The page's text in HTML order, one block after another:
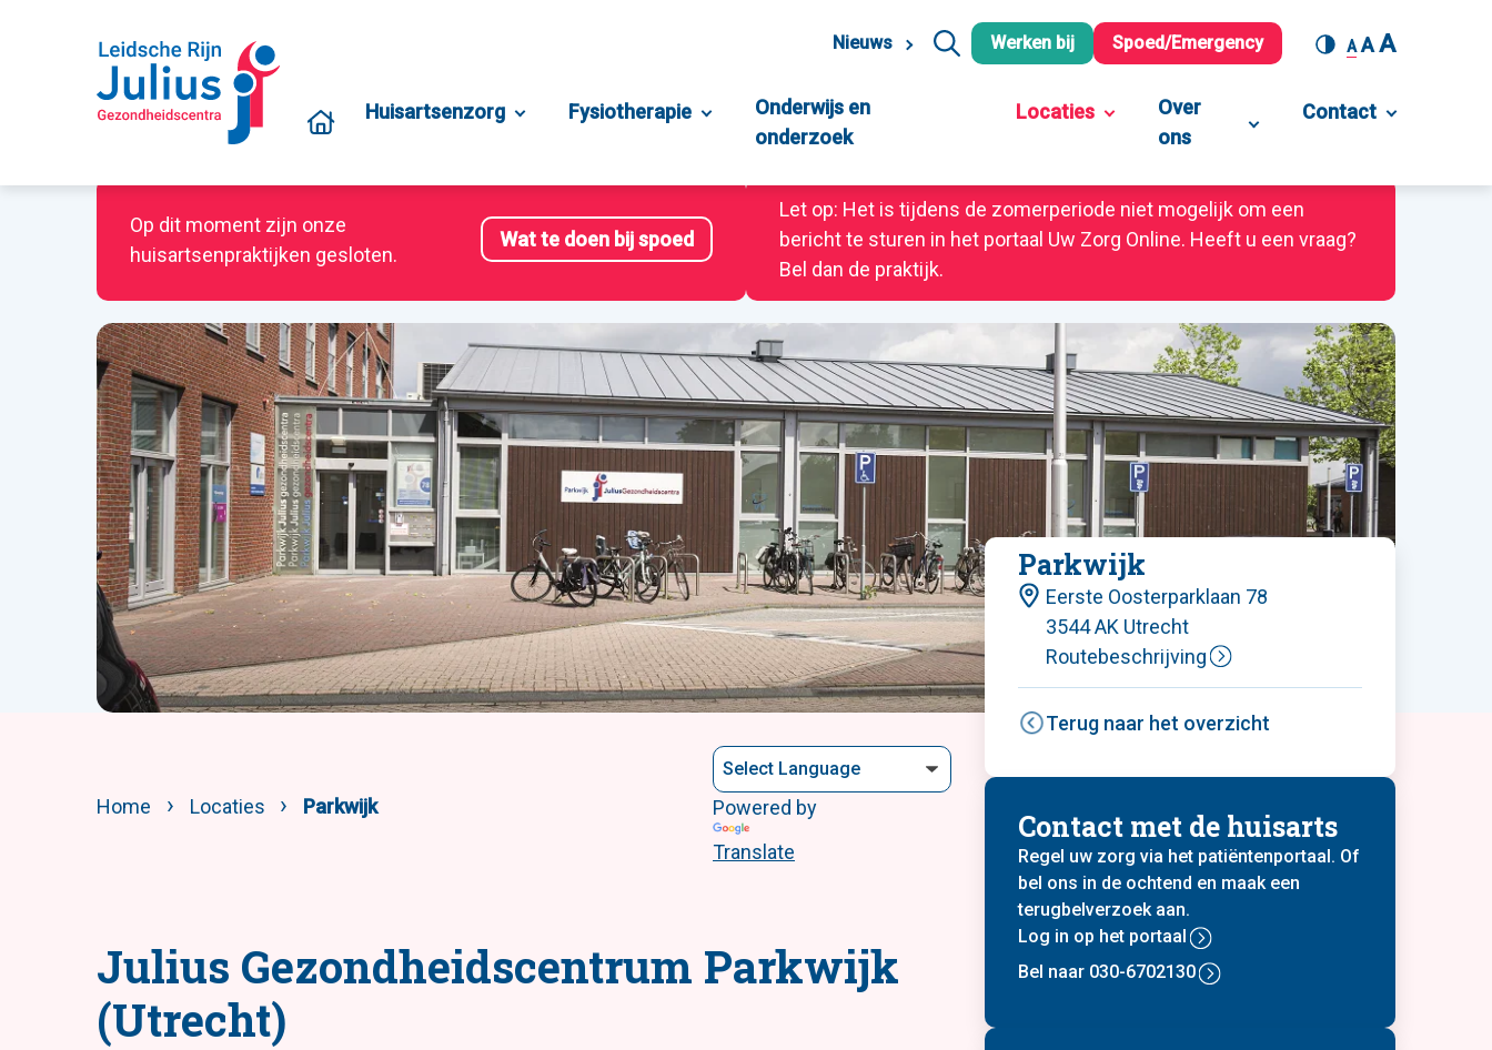
Nieuws Werken bij Spoed/Emergency A AA
Huisartsenzorg Fysiotherapie
Onderwijs en
onderzoek
Locaties
Over
ons
Contact
Op dit moment zijn onze
huisartsenpraktijken gesloten.
Wat te doen bij spoed
Let op: Het is tijdens de zomerperiode niet mogelijk om een
bericht te sturen in het portaal Uw Zorg Online. Heeft u een vraag?
Bel dan de praktijk.
Home Locaties Parkwijk
Powered by
Translate
Julius Gezondheidscentrum Parkwijk
(Utrecht)
Leaflet | © OpenStreetMapcontributors
Parkwijk
Eerste Oosterparklaan 78
3544 AK Utrecht
Routebeschrijving
Terug naar het overzicht
Contact met de huisarts
Regel uw zorg via het patiëntenportaal. Of
bel ons in de ochtend en maak een
terugbelverzoek aan.
Log in op het portaal
Bel naar 030-6702130